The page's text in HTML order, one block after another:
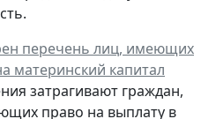
перечень лиц, имеющих
материнский капитал
затрагивают граждан,
право на выплату в